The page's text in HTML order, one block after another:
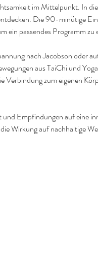
im Mittelpunkt. In
Die 90-minütige
ein passendes Programm zu
nach Jacobson oder
aus TaiChi und
Verbindung zum eigenen
Empfindungen auf eine
Wirkung auf nachhaltige